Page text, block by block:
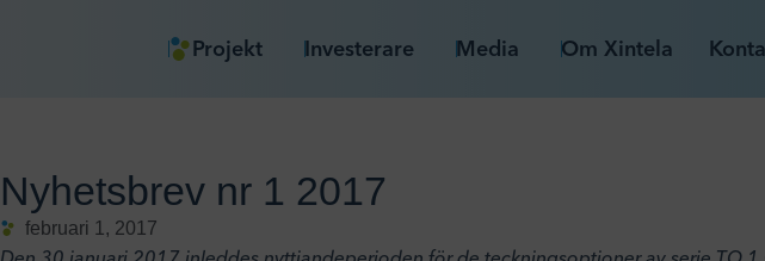
Projekt Investerare Media Om Xintela
Nyhetsbrev nr 1 2017
februari 1, 2017